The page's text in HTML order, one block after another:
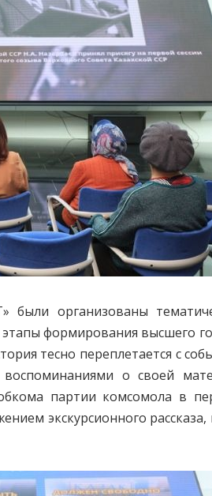
организованы
формирования высшего
тесно переплетается с
воспоминаниями о своей
партии комсомола в
экскурсионного